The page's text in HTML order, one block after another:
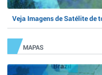
Veja Imagens de Satélite de
MAPAS